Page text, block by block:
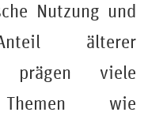
Nutzung und
älterer
prägen viele
Themen wie